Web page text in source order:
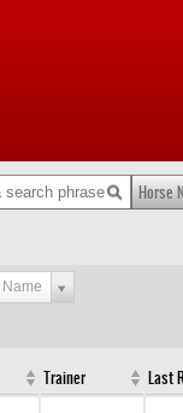
Horse
Trainer Last